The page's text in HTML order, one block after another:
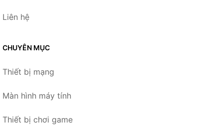
Liên hệ
CHUYÊN MỤC
Thiết bị mạng
Màn hình máy tính
Thiết bị chơi game